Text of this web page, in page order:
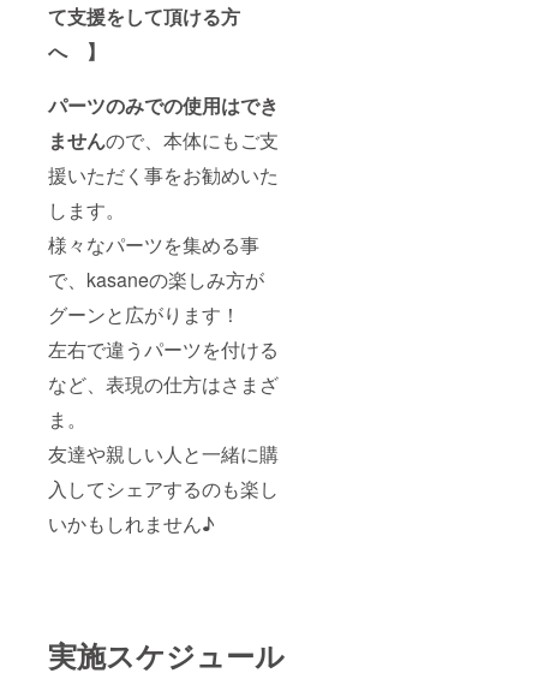
て支援をして頂ける方
へ 】
パーツのみでの使用はでき
ませんので、本体にもご支
援いただく事をお勧めいた
します。
様々なパーツを集める事
で、kasaneの楽しみ方が
グーンと広がります！
左右で違うパーツを付ける
など、表現の仕方はさまざ
ま。
友達や親しい人と一緒に購
入してシェアするのも楽し
いかもしれません♪
実施スケジュール